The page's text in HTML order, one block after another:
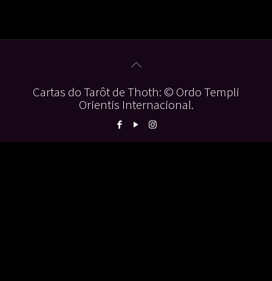
Cartas do Tarôt de Thoth: © Ordo Templi
Orientis Internacional.